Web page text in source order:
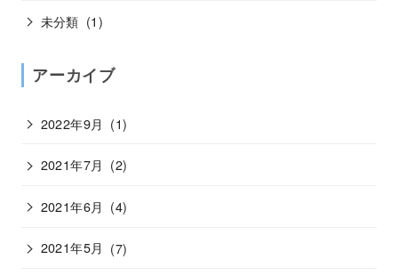
未分類 (1)
アーカイブ
2022年9月 (1)
2021年7月 (2)
2021年6月 (4)
2021年5月 (7)